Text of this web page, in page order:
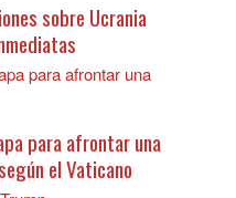
sobre Ucrania
para afrontar una
el Vaticano